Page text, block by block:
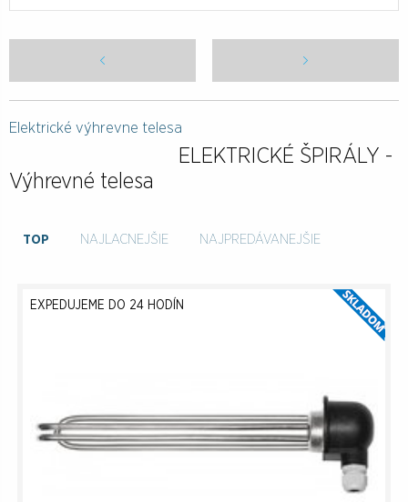
Elektrické výhrevne telesa
ELEKTRICKÉ ŠPIRÁLY -
Výhrevné telesa
TOP NAJLACNEJŠIE NAJPREDÁVANEJŠIE
EXPEDUJEME DO 24 HODÍN